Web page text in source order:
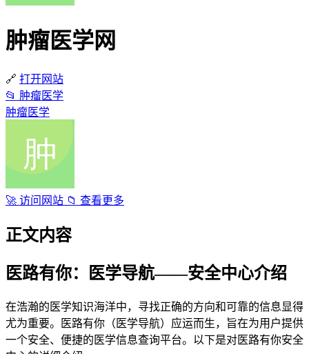
肿瘤医学网
🔗 打开网站
📂 肿瘤医学
肿瘤医学
🚀 访问网站 📁 查看更多
正文内容
医路有你：医学导航——安全中心介绍
在浩瀚的医学知识海洋中，寻找正确的方向和可靠的信息显得
尤为重要。医路有你（医学导航）应运而生，旨在为用户提供
一个安全、便捷的医学信息查询平台。以下是对医路有你安全